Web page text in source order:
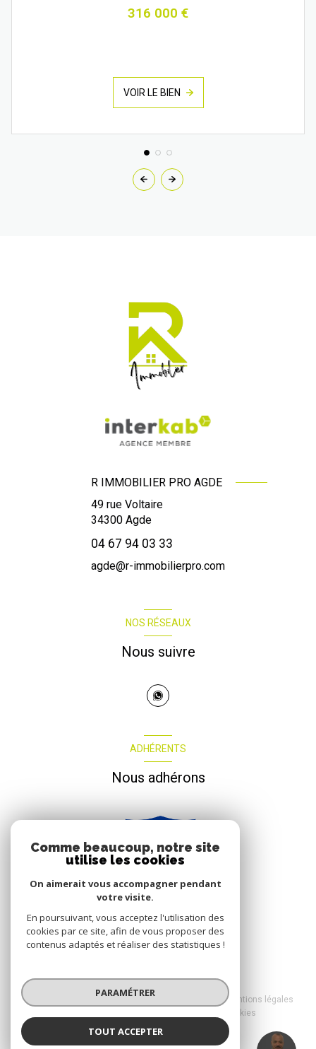
Mickael MARDAYE
316 000 €
VOIR LE BIEN
R IMMOBILIER PRO AGDE
49 rue Voltaire
34300 Agde
04 67 94 03 33
agde@r-immobilierpro.com
NOS RÉSEAUX
Nous suivre
ADHÉRENTS
Nous adhérons
© 2026 | Tous droits réservés
Mentions légales
Cookies
Comme beaucoup, notre site
utilise les cookies
On aimerait vous accompagner pendant
votre visite.
En poursuivant, vous acceptez l'utilisation des
cookies par ce site, afin de vous proposer des
contenus adaptés et réaliser des statistiques !
PARAMÉTRER
TOUT ACCEPTER